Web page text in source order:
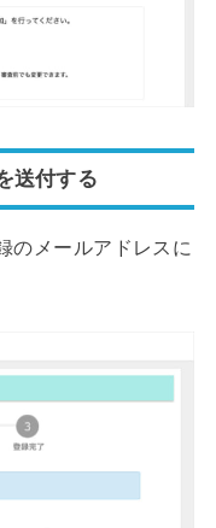
送付する
のメールアドレスに